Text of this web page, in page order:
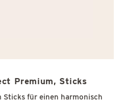
Premium, Sticks
Sticks für einen harmonisch